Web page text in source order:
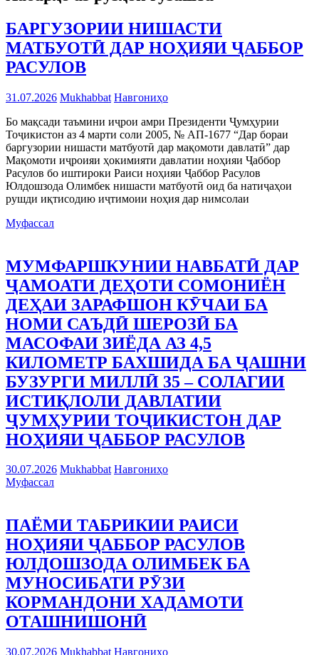
БАРГУЗОРИИ НИШАСТИ
МАТБУОТӢ ДАР НОҲИЯИ ҶАББОР
РАСУЛОВ
31.07.2026 Mukhabbat Навгониҳо
Бо мақсади таъмини иҷрои амри Президенти Ҷумҳурии
Тоҷикистон аз 4 марти соли 2005, № АП-1677 “Дар бораи
баргузории нишасти матбуотӣ дар мақомоти давлатӣ” дар
Мақомоти иҷроияи ҳокимияти давлатии ноҳияи Ҷаббор
Расулов бо иштироки Раиси ноҳияи Ҷаббор Расулов
Юлдошзода Олимбек нишасти матбуотӣ оид ба натиҷаҳои
рушди иқтисодию иҷтимоии ноҳия дар нимсолаи
Муфассал
МУМФАРШКУНИИ НАВБАТӢ ДАР
ҶАМОАТИ ДЕҲОТИ СОМОНИЁН
ДЕҲАИ ЗАРАФШОН КӮЧАИ БА
НОМИ САЪДӢ ШЕРОЗӢ БА
МАСОФАИ ЗИЁДА АЗ 4,5
КИЛОМЕТР БАХШИДА БА ҶАШНИ
БУЗУРГИ МИЛЛӢ 35 – СОЛАГИИ
ИСТИҚЛОЛИ ДАВЛАТИИ
ҶУМҲУРИИ ТОҶИКИСТОН ДАР
НОҲИЯИ ҶАББОР РАСУЛОВ
30.07.2026 Mukhabbat Навгониҳо
Муфассал
ПАЁМИ ТАБРИКИИ РАИСИ
НОҲИЯИ ҶАББОР РАСУЛОВ
ЮЛДОШЗОДА ОЛИМБЕК БА
МУНОСИБАТИ РӮЗИ
КОРМАНДОНИ ХАДАМОТИ
ОТАШНИШОНӢ
30.07.2026 Mukhabbat Навгониҳо